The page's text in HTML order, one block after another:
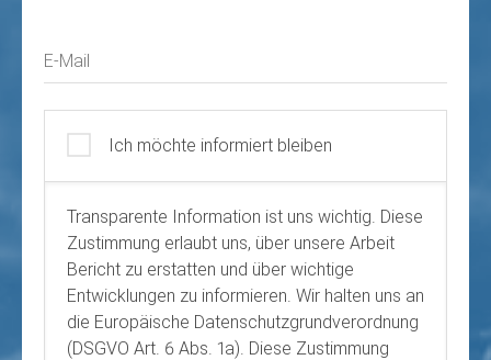
E-Mail
Ich möchte informiert bleiben
Transparente Information ist uns wichtig. Diese
Zustimmung erlaubt uns, über unsere Arbeit
Bericht zu erstatten und über wichtige
Entwicklungen zu informieren. Wir halten uns an
die Europäische Datenschutzgrundverordnung
(DSGVO Art. 6 Abs. 1a). Diese Zustimmung